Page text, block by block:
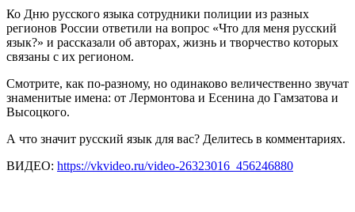
Ко Дню русского языка сотрудники полиции из разных
регионов России ответили на вопрос «Что для меня русский
язык?» и рассказали об авторах, жизнь и творчество которых
связаны с их регионом.
Смотрите, как по-разному, но одинаково величественно звучат
знаменитые имена: от Лермонтова и Есенина до Гамзатова и
Высоцкого.
А что значит русский язык для вас? Делитесь в комментариях.
ВИДЕО: https://vkvideo.ru/video-26323016_456246880